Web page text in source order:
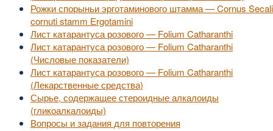
Рожки спорыньи эрготаминового штамма — Cornus
cornuti stamm Ergotamini
Лист катарантуса розового — Folium Catharanthi
Лист катарантуса розового — Folium Catharanthi
(Числовые показатели)
Лист катарантуса розового — Folium Catharanthi
(Лекарственные средства)
Сырье, содержащее стероидные алкалоиды
(гликоалкалоиды)
Вопросы и задания для повторения